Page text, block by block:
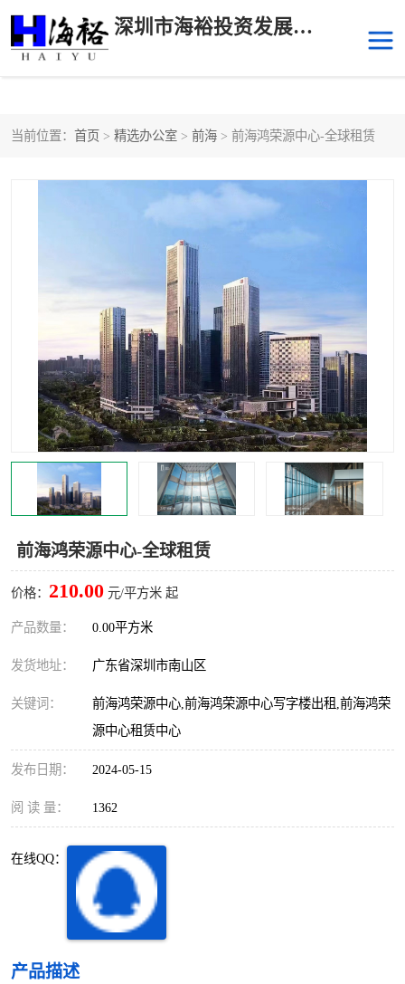
深圳市海裕投资发展有限公司
当前位置： 首页 > 精选办公室 > 前海 > 前海鸿荣源中心-全球租赁
前海鸿荣源中心-全球租赁
价格： 210.00 元/平方米 起
产品数量： 0.00平方米
发货地址： 广东省深圳市南山区
关键词：
前海鸿荣源中心,前海鸿荣源中心写字楼出租,前海鸿荣
源中心租赁中心
发布日期： 2024-05-15
阅 读 量： 1362
在线QQ：
产品描述
南山华侨城
福田中心区写字楼租赁 宝安中心区
福田车公庙
罗湖水贝 南山南油
龙华 罗湖区
宝安区 西乡
兴东 石岩
福田华强北
南山后海
南头
深圳超级总部基地 后海
蛇口